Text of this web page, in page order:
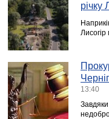
річку
13:40